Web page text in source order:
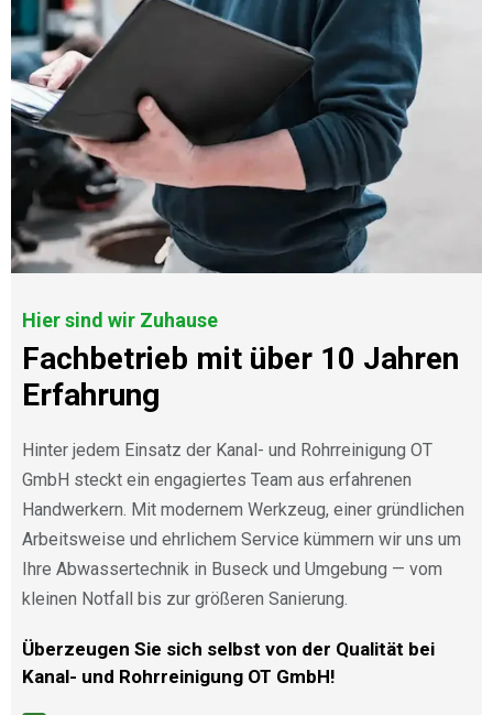
Hier sind wir Zuhause
Fachbetrieb mit über 10 Jahren
Erfahrung
Hinter jedem Einsatz der Kanal- und Rohrreinigung OT
GmbH steckt ein engagiertes Team aus erfahrenen
Handwerkern. Mit modernem Werkzeug, einer gründlichen
Arbeitsweise und ehrlichem Service kümmern wir uns um
Ihre Abwassertechnik in Buseck und Umgebung — vom
kleinen Notfall bis zur größeren Sanierung.
Überzeugen Sie sich selbst von der Qualität bei
Kanal- und Rohrreinigung OT GmbH!